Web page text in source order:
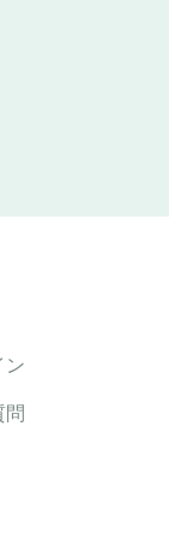
ン
問